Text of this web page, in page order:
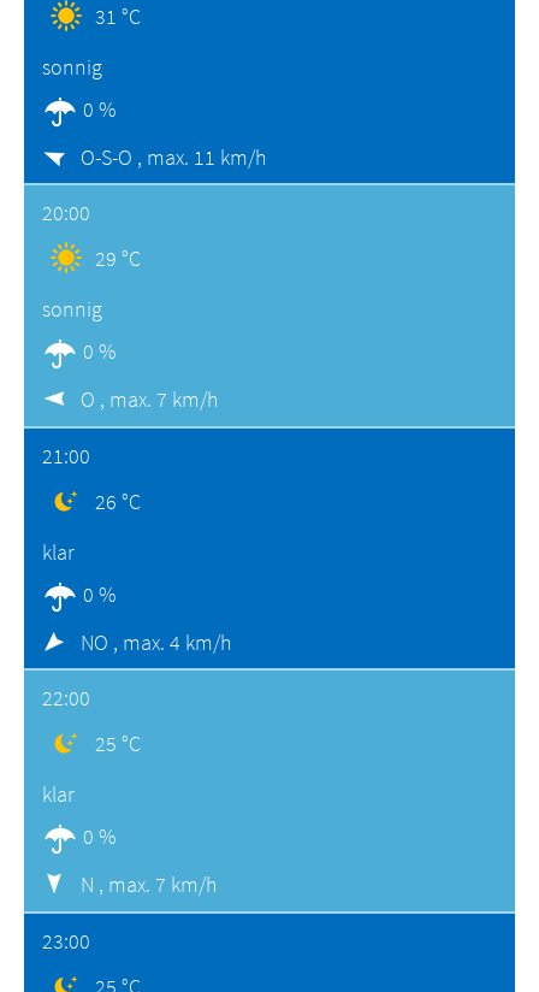
31 °C
sonnig
0 %
O-S-O , max. 11 km/h
20:00
29 °C
sonnig
0 %
O , max. 7 km/h
21:00
26 °C
klar
0 %
NO , max. 4 km/h
22:00
25 °C
klar
0 %
N , max. 7 km/h
23:00
25 °C